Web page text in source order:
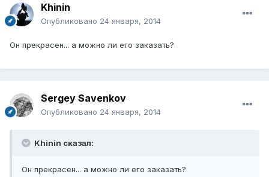
Khinin
Опубликовано 24 января, 2014
Он прекрасен... а можно ли его заказать?
Sergey Savenkov
Опубликовано 24 января, 2014
Khinin сказал:
Он прекрасен... а можно ли его заказать?